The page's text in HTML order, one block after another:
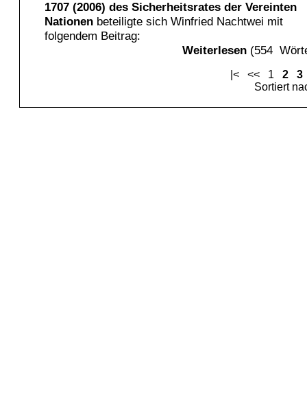
1707 (2006) des Sicherheitsrates der Vereinten
Nationen beteiligte sich Winfried Nachtwei mit
folgendem Beitrag:
Weiterlesen (554
|< << 1 2
3
Sortiert